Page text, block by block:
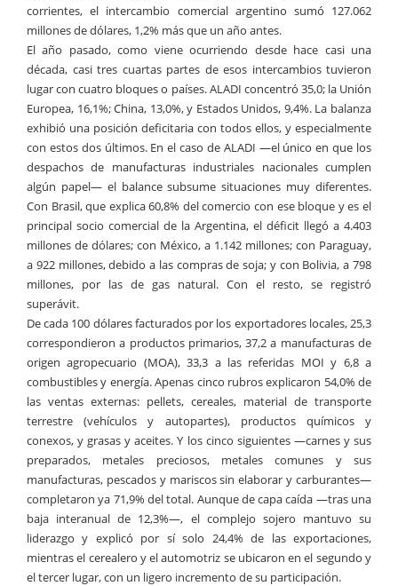
corrientes, el intercambio comercial argentino sumó 127.062
millones de dólares, 1,2% más que un año antes.
El año pasado, como viene ocurriendo desde hace casi una
década, casi tres cuartas partes de esos intercambios tuvieron
lugar con cuatro bloques o países. ALADI concentró 35,0; la Unión
Europea, 16,1%; China, 13,0%, y Estados Unidos, 9,4%. La balanza
exhibió una posición deficitaria con todos ellos, y especialmente
con estos dos últimos. En el caso de ALADI —el único en que los
despachos de manufacturas industriales nacionales cumplen
algún papel— el balance subsume situaciones muy diferentes.
Con Brasil, que explica 60,8% del comercio con ese bloque y es el
principal socio comercial de la Argentina, el déficit llegó a 4.403
millones de dólares; con México, a 1.142 millones; con Paraguay,
a 922 millones, debido a las compras de soja; y con Bolivia, a 798
millones, por las de gas natural. Con el resto, se registró
superávit.
De cada 100 dólares facturados por los exportadores locales, 25,3
correspondieron a productos primarios, 37,2 a manufacturas de
origen agropecuario (MOA), 33,3 a las referidas MOI y 6,8 a
combustibles y energía. Apenas cinco rubros explicaron 54,0% de
las ventas externas: pellets, cereales, material de transporte
terrestre (vehículos y autopartes), productos químicos y
conexos, y grasas y aceites. Y los cinco siguientes —carnes y sus
preparados, metales preciosos, metales comunes y sus
manufacturas, pescados y mariscos sin elaborar y carburantes—
completaron ya 71,9% del total. Aunque de capa caída —tras una
baja interanual de 12,3%—, el complejo sojero mantuvo su
liderazgo y explicó por sí solo 24,4% de las exportaciones,
mientras el cerealero y el automotriz se ubicaron en el segundo y
el tercer lugar, con un ligero incremento de su participación.